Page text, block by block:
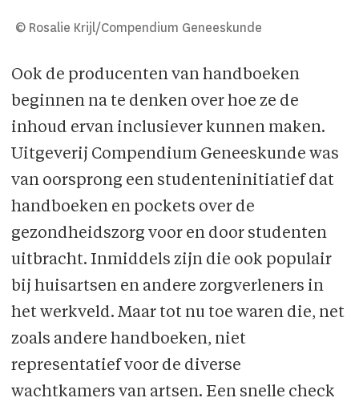
© Rosalie Krijl/Compendium Geneeskunde
Ook de producenten van handboeken
beginnen na te denken over hoe ze de
inhoud ervan inclusiever kunnen maken.
Uitgeverij Compendium Geneeskunde was
van oorsprong een studenteninitiatief dat
handboeken en pockets over de
gezondheidszorg voor en door studenten
uitbracht. Inmiddels zijn die ook populair
bij huisartsen en andere zorgverleners in
het werkveld. Maar tot nu toe waren die, net
zoals andere handboeken, niet
representatief voor de diverse
wachtkamers van artsen. Een snelle check